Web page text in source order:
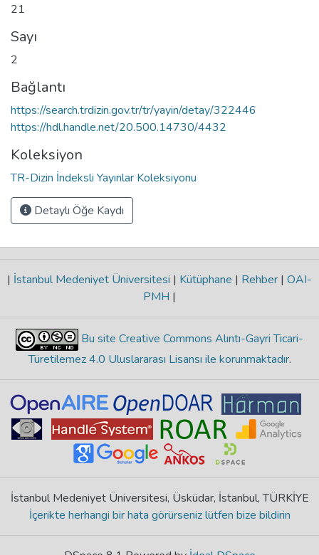
21
Sayı
2
Bağlantı
https://search.trdizin.gov.tr/tr/yayin/detay/322446
https://hdl.handle.net/20.500.14730/4432
Koleksiyon
TR-Dizin İndeksli Yayınlar Koleksiyonu
Detaylı Öğe Kaydı
| İstanbul Medeniyet Üniversitesi | Kütüphane | Rehber | OAI-
PMH |
Bu site Creative Commons Alıntı-Gayri Ticari-
Türetilemez 4.0 Uluslararası Lisansı ile korunmaktadır.
İstanbul Medeniyet Üniversitesi, Üsküdar, İstanbul, TÜRKİYE
İçerikte herhangi bir hata görürseniz lütfen bize bildirin